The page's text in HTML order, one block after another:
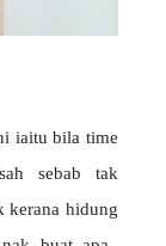
iaitu bila time
sebab tak
kerana hidung